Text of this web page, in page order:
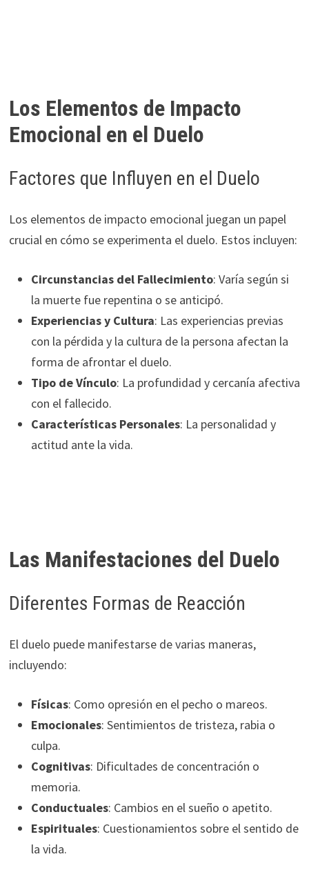
Los Elementos de Impacto
Emocional en el Duelo
Factores que Influyen en el Duelo
Los elementos de impacto emocional juegan un papel
crucial en cómo se experimenta el duelo. Estos incluyen:
Circunstancias del Fallecimiento: Varía según si
la muerte fue repentina o se anticipó.
Experiencias y Cultura: Las experiencias previas
con la pérdida y la cultura de la persona afectan la
forma de afrontar el duelo.
Tipo de Vínculo: La profundidad y cercanía afectiva
con el fallecido.
Características Personales: La personalidad y
actitud ante la vida.
Las Manifestaciones del Duelo
Diferentes Formas de Reacción
El duelo puede manifestarse de varias maneras,
incluyendo:
Físicas: Como opresión en el pecho o mareos.
Emocionales: Sentimientos de tristeza, rabia o
culpa.
Cognitivas: Dificultades de concentración o
memoria.
Conductuales: Cambios en el sueño o apetito.
Espirituales: Cuestionamientos sobre el sentido de
la vida.